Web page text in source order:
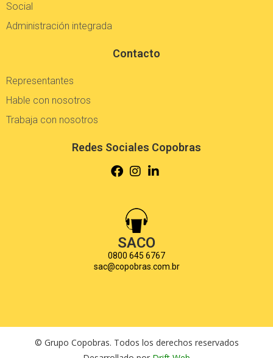
Social
Administración integrada
Contacto
Representantes
Hable con nosotros
Trabaja con nosotros
Redes Sociales Copobras
SACO
0800 645 6767
sac@copobras.com.br
© Grupo Copobras. Todos los derechos reservados